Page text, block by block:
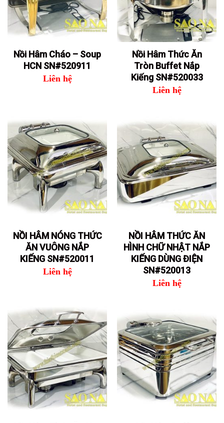
Nồi Hâm Cháo – Soup
HCN SN#520911
Liên hệ
Nồi Hâm Thức Ăn
Tròn Buffet Nắp
Kiếng SN#520033
Liên hệ
NỒI HÂM NÓNG THỨC
ĂN VUÔNG NẮP
KIẾNG SN#520011
Liên hệ
NỒI HÂM THỨC ĂN
HÌNH CHỮ NHẬT NẮP
KIẾNG DÙNG ĐIỆN
SN#520013
Liên hệ